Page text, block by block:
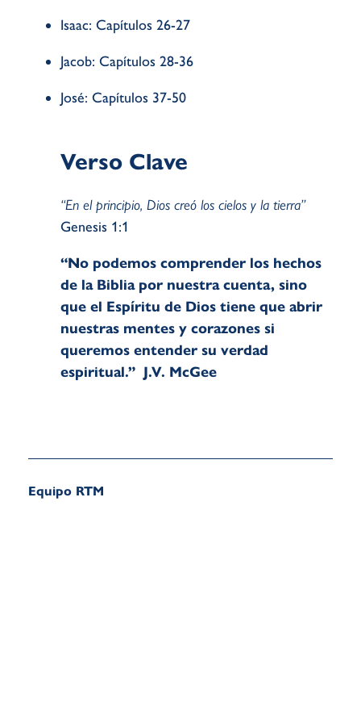
Isaac: Capítulos 26-27
Jacob: Capítulos 28-36
José: Capítulos 37-50
Verso Clave
“En el principio, Dios creó los cielos y la tierra”
Genesis 1:1
“No podemos comprender los hechos
de la Biblia por nuestra cuenta, sino
que el Espíritu de Dios tiene que abrir
nuestras mentes y corazones si
queremos entender su verdad
espiritual.” J.V. McGee
Equipo RTM